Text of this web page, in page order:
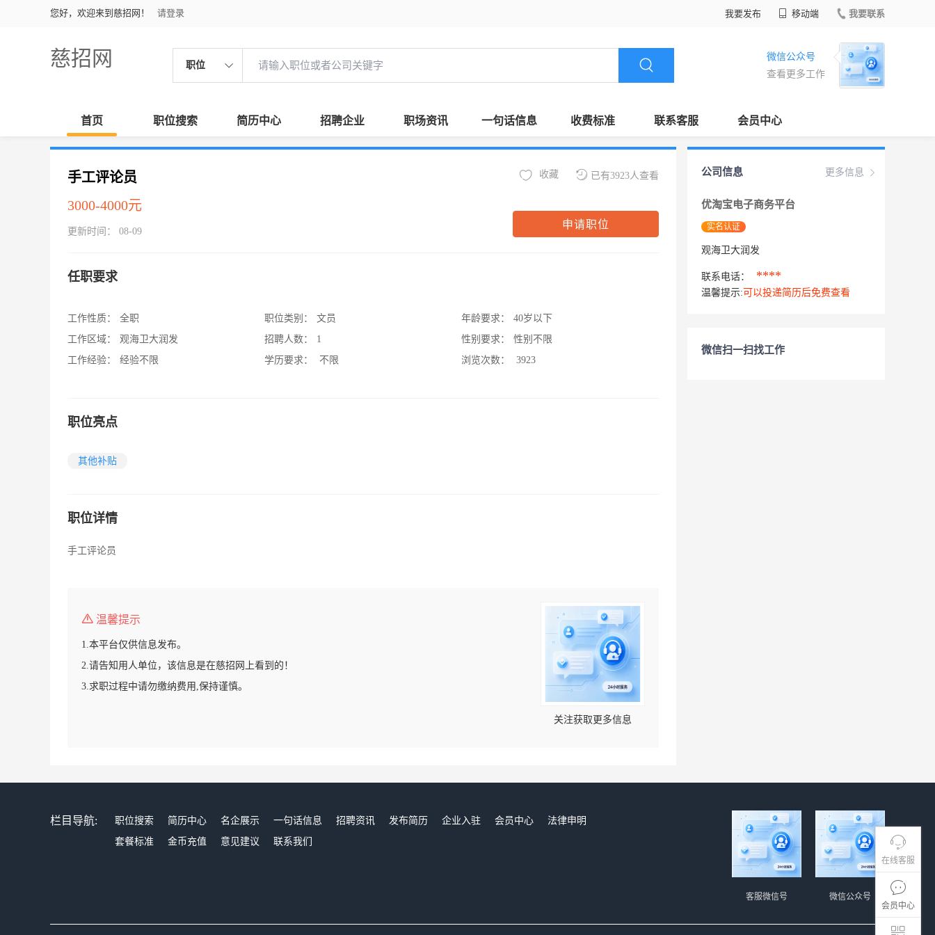
您好，欢迎来到慈招网！ 请登录 我要发布 移动端 我要联系
慈招网 职位
微信公众号
查看更多工作
首页 职位搜索 简历中心 招聘企业 职场资讯 一句话信息 收费标准 联系客服 会员中心
在线客服
会员中心
手工评论员
3000-4000元
更新时间： 08-09
已有3923人查看
收藏
申请职位
任职要求
工作性质：
全职
工作区域：
观海卫大润发
工作经验：
经验不限
职位类别：
文员
招聘人数：
1
学历要求：
不限
年龄要求：
40岁以下
性别要求：
性别不限
浏览次数：
3923
职位亮点
其他补贴
职位详情
手工评论员
温馨提示
1.本平台仅供信息发布。
2.请告知用人单位，该信息是在慈招网上看到的！
3.求职过程中请勿缴纳费用,保持谨慎。
关注获取更多信息
更多信息
公司信息
优淘宝电子商务平台
实名认证
观海卫大润发
联系电话： ****
温馨提示: 可以投递简历后免费查看
微信扫一扫找工作
栏目导航: 职位搜索 简历中心 名企展示 一句话信息 招聘资讯 发布简历 企业入驻 会员中心
法律申明
套餐标准
金币充值 意见建议 联系我们
微信公众号
客服微信号